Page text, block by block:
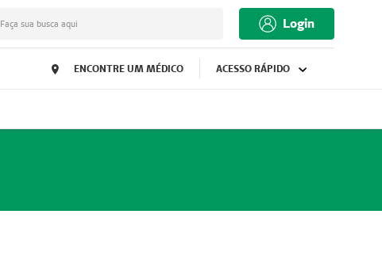
Faça sua busca aqui Login
ENCONTRE UM MÉDICO ACESSO RÁPIDO